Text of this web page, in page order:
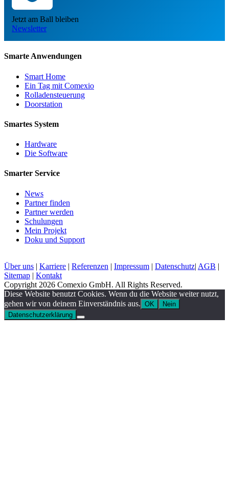
Jetzt am Ball bleiben
Newsletter
Smarte Anwendungen
Smart Home
Ein Tag mit Comexio
Rolladensteuerung
Doorstation
Smartes System
Hardware
Die Software
Smarter Service
News
Partner finden
Partner werden
Schulungen
Mein Projekt
Doku und Support
Über uns | Karriere | Referenzen | Impressum | Datenschutz| AGB |
Sitemap | Kontakt
Copyright 2026 Comexio GmbH. All Rights Reserved.
Diese Website benutzt Cookies. Wenn du die Website weiter nutzt,
gehen wir von deinem Einverständnis aus. OK
Nein
Datenschutzerklärung